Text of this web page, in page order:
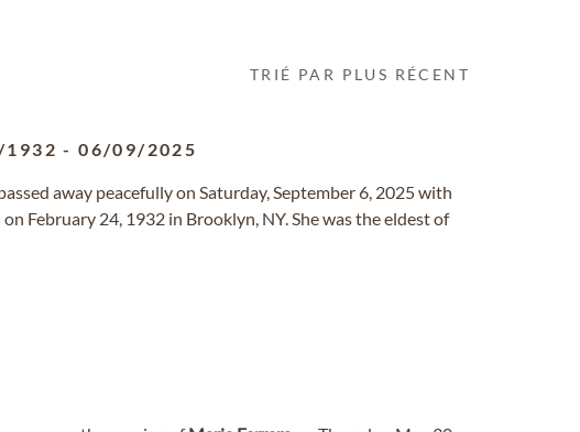
TRIÉ PAR PLUS RÉCENT
-06/09/2025
away peacefully on Saturday, September 6, 2025 with
February 24, 1932 in Brooklyn, NY. She was the eldest of